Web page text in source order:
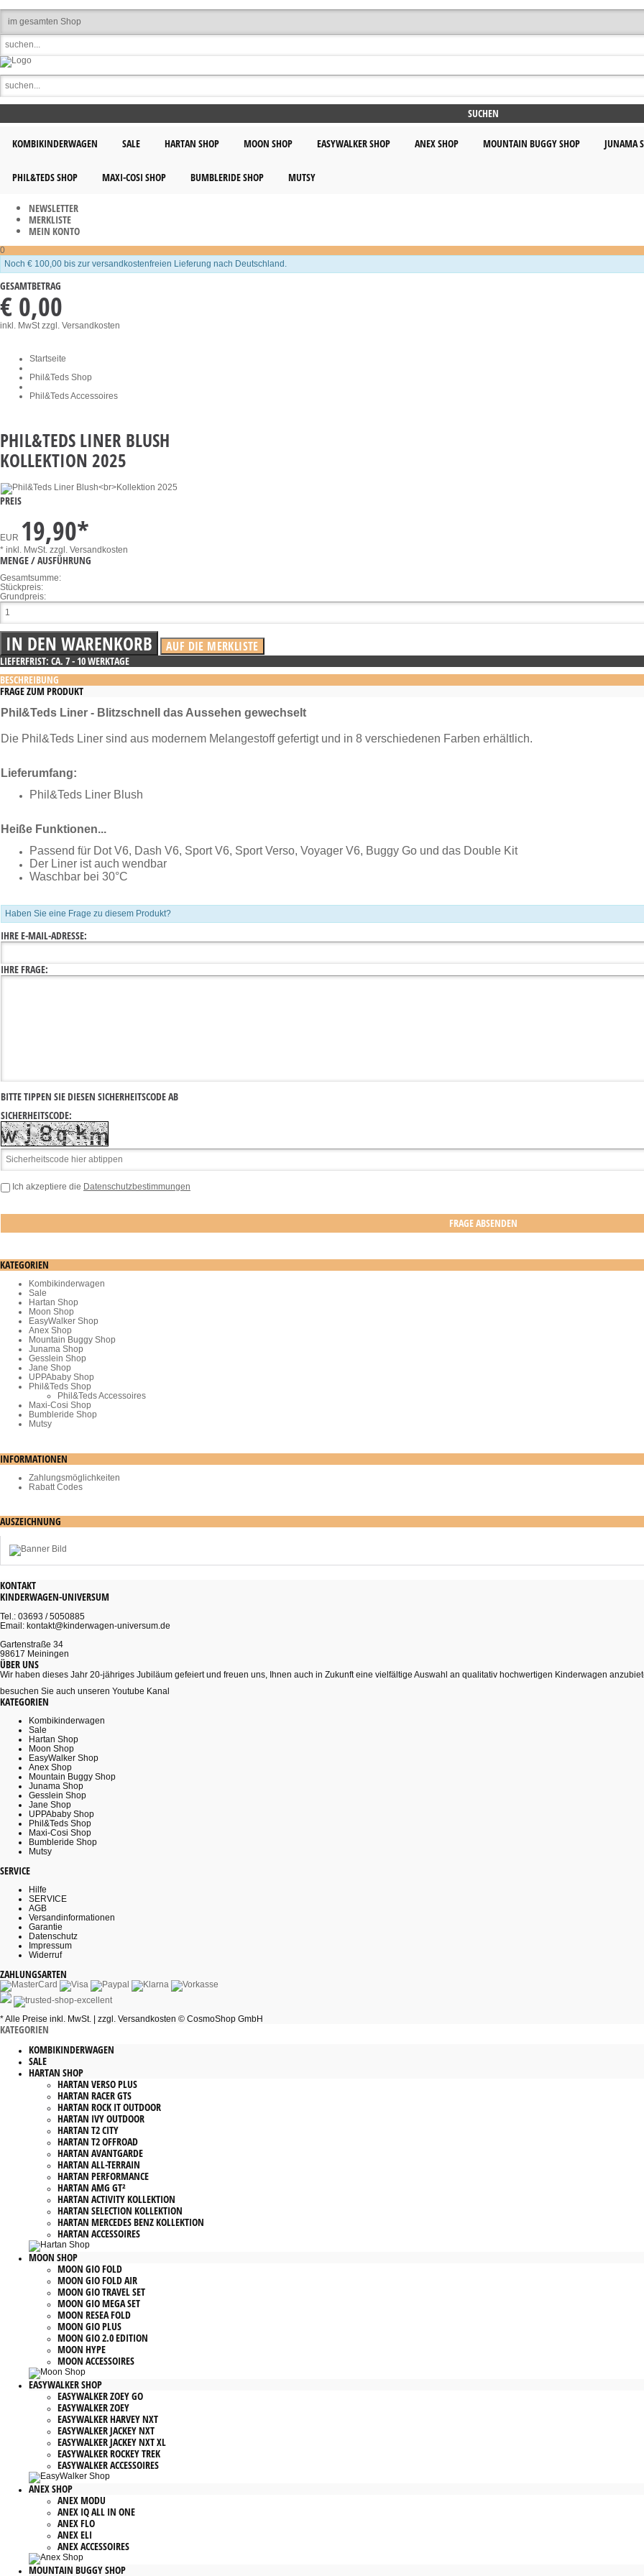
KOMBIKINDERWAGEN SALE HARTAN SHOP MOON SHOP EASYWALKER SHOP ANEX SHOP MOUNTAIN BUGGY SHOP JUNAMA
PHIL&TEDS SHOP MAXI-COSI SHOP BUMBLERIDE SHOP MUTSY
NEWSLETTER
MERKLISTE
MEIN KONTO
0
Noch € 100,00 bis zur versandkostenfreien Lieferung nach Deutschland.
GESAMTBETRAG
€ 0,00
inkl. MwStzzgl. Versandkosten
Startseite
Phil&Teds Shop
Phil&Teds Accessoires
PHIL&TEDS LINER BLUSH
KOLLEKTION 2025
PREIS
EUR 19,90*
* inkl. MwSt. zzgl. Versandkosten
MENGE / AUSFÜHRUNG
Gesamtsumme:
Stückpreis:
Grundpreis:
LIEFERFRIST: CA. 7 - 10 WERKTAGE
BESCHREIBUNG
FRAGE ZUM PRODUKT
Phil&Teds Liner - Blitzschnell das Aussehen gewechselt
Die Phil&Teds Liner sind aus modernem Melangestoff gefertigt und in 8 verschiedenen Farben erhältlich.
Lieferumfang:
Phil&Teds Liner Blush
Heiße Funktionen...
Passend für Dot V6, Dash V6, Sport V6, Sport Verso, Voyager V6, Buggy Go und das Double Kit
Der Liner ist auch wendbar
Waschbar bei 30°C
Haben Sie eine Frage zu diesem Produkt?
IHRE E-MAIL-ADRESSE:
IHRE FRAGE:
BITTE TIPPEN SIE DIESEN SICHERHEITSCODE AB
SICHERHEITSCODE:
Ich akzeptiere die Datenschutzbestimmungen
KATEGORIEN
Kombikinderwagen
Sale
Hartan Shop
Moon Shop
EasyWalker Shop
Anex Shop
Mountain Buggy Shop
Junama Shop
Gesslein Shop
Jane Shop
UPPAbaby Shop
Phil&Teds Shop
Phil&Teds Accessoires
Maxi-Cosi Shop
Bumbleride Shop
Mutsy
INFORMATIONEN
Zahlungsmöglichkeiten
Rabatt Codes
AUSZEICHNUNG
KONTAKT
KINDERWAGEN-UNIVERSUM
Tel.: 03693 / 5050885
Email: kontakt@kinderwagen-universum.de
Gartenstraße 34
98617 Meiningen
ÜBER UNS
Wir haben dieses Jahr 20-jähriges Jubiläum gefeiert und freuen uns, Ihnen auch in Zukunft eine vielfältige Auswahl an qualitativ hochwertigen Kinderwagen
besuchen Sie auch unseren Youtube Kanal
KATEGORIEN
Kombikinderwagen
Sale
Hartan Shop
Moon Shop
EasyWalker Shop
Anex Shop
Mountain Buggy Shop
Junama Shop
Gesslein Shop
Jane Shop
UPPAbaby Shop
Phil&Teds Shop
Maxi-Cosi Shop
Bumbleride Shop
Mutsy
SERVICE
Hilfe
SERVICE
AGB
Versandinformationen
Garantie
Datenschutz
Impressum
Widerruf
ZAHLUNGSARTEN
* Alle Preise inkl. MwSt. | zzgl. Versandkosten © CosmoShop GmbH
KATEGORIEN
KOMBIKINDERWAGEN
SALE
HARTAN SHOP
HARTAN VERSO PLUS
HARTAN RACER GTS
HARTAN ROCK IT OUTDOOR
HARTAN IVY OUTDOOR
HARTAN T2 CITY
HARTAN T2 OFFROAD
HARTAN AVANTGARDE
HARTAN ALL-TERRAIN
HARTAN PERFORMANCE
HARTAN AMG GT²
HARTAN ACTIVITY KOLLEKTION
HARTAN SELECTION KOLLEKTION
HARTAN MERCEDES BENZ KOLLEKTION
HARTAN ACCESSOIRES
MOON SHOP
MOON GIO FOLD
MOON GIO FOLD AIR
MOON GIO TRAVEL SET
MOON GIO MEGA SET
MOON RESEA FOLD
MOON GIO PLUS
MOON GIO 2.0 EDITION
MOON HYPE
MOON ACCESSOIRES
EASYWALKER SHOP
EASYWALKER ZOEY GO
EASYWALKER ZOEY
EASYWALKER HARVEY NXT
EASYWALKER JACKEY NXT
EASYWALKER JACKEY NXT XL
EASYWALKER ROCKEY TREK
EASYWALKER ACCESSOIRES
ANEX SHOP
ANEX MODU
ANEX IQ ALL IN ONE
ANEX FLO
ANEX ELI
ANEX ACCESSOIRES
MOUNTAIN BUGGY SHOP